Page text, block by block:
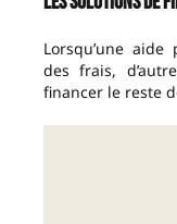
Lorsqu’une
des frais,
financer le reste